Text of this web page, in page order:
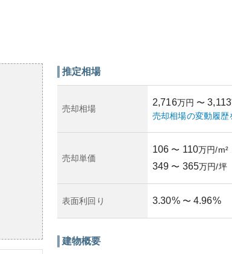
推定相場
売却相場
2,716万円 〜 3,113
売却相場の変動履歴
売却単価
106 〜 110万円/m²
349 〜 365万円/坪
表面利回り 3.30% 〜 4.96%
建物概要